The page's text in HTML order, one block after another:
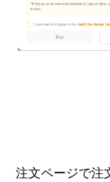
注文ページで注